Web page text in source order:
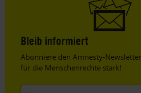
Bleib informiert
Header
Text
Abonniere den Amnesty-
für die Menschenrechte stark!